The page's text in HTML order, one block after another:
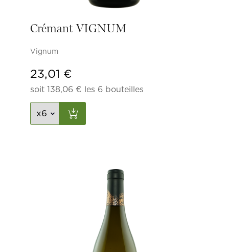
Crémant VIGNUM
Vignum
23,01 €
soit 138,06 € les 6 bouteilles